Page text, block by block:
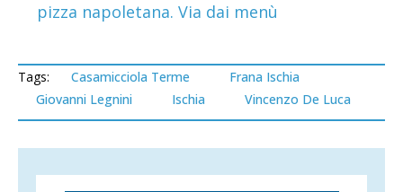
pizza napoletana. Via dai menù
Tags: Casamicciola Terme
Frana Ischia
Giovanni Legnini
Ischia Vincenzo De Luca